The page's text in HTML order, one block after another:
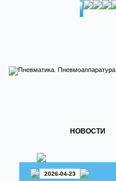
НОВОСТИ
2026-04-23